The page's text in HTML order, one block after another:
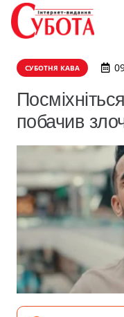
СУБОТНЯ КАВА
побачив